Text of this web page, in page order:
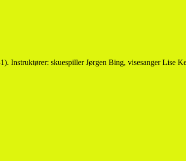
Instruktører: skuespiller Jørgen Bing, visesanger Lise